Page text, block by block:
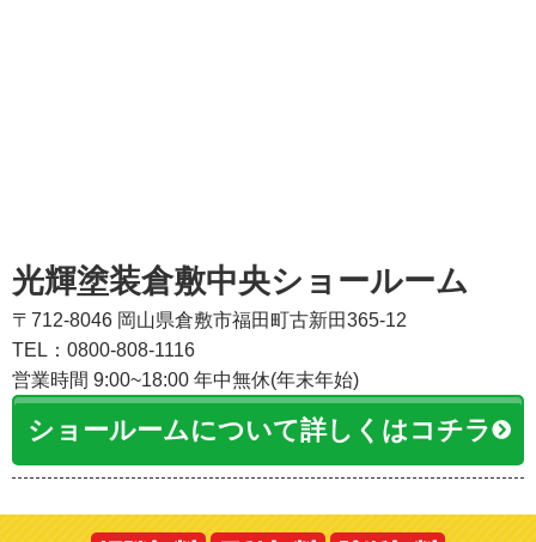
光輝塗装倉敷中央ショールーム
〒712-8046 岡山県倉敷市福田町古新田365-12
TEL：0800-808-1116
営業時間 9:00~18:00 年中無休(年末年始)
ショールームについて詳しくはコチラ